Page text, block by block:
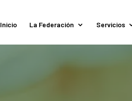
Inicio La Federación Servicios